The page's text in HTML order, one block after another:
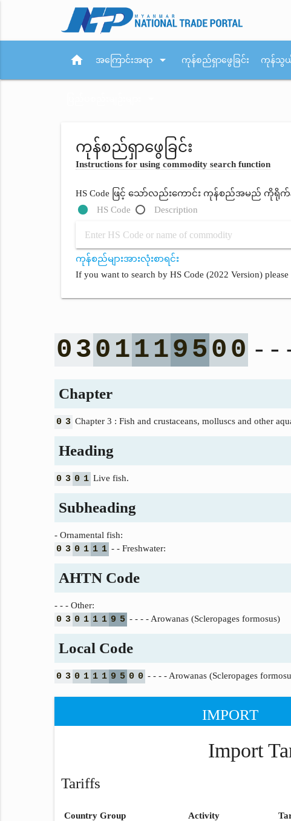
home အကြောင်းအရာ arrow_drop_down ကုန်စည်ရှာဖွေခြင်း ကုန်သွ
ကုန်စည်ရှာဖွေခြင်း
Instructions for using commodity search function
HS Code ဖြင့် သော်လည်းကောင်း ကုန်စည်အမည် ကိုရိုက်
HS Code
Description
ကုန်စည်များအားလုံးစာရင်း
If you want to search by HS Code (2022 Version)
0 30 1 1 19 5 0 0 - -
Chapter
0 3 Chapter 3 : Fish and crustaceans, molluscs and other
Heading
0 3 0 1 Live fish.
Subheading
- Ornamental fish:
0 3 0 1 1 1 - - Freshwater:
AHTN Code
- - - Other:
0 3 0 1 1 1 9 5 - - - - Arowanas (Scleropages formosus)
Local Code
0 3 0 1 1 1 9 5 0 0 - - - - Arowanas (Scleropages
IMPORT
Import
Tariffs
Country Group Activity